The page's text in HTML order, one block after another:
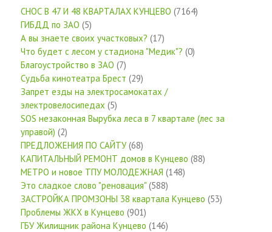
СНОС В 47 И 48 КВАРТАЛАХ КУНЦЕВО (7164)
ГИБДД по ЗАО (5)
А вы знаете своих участковых? (17)
Что будет с лесом у стадиона "Медик"? (0)
Благоустройство в ЗАО (7)
Судьба кинотеатра Брест (29)
Запрет езды на электросамокатах /
электровелосипедах (5)
SOS незаконная Вырубка леса в 7 квартале (лес за
управой) (2)
ПРЕДЛОЖЕНИЯ ПО САЙТУ(68)
КАПИТАЛЬНЫЙ РЕМОНТ домов в Кунцево (88)
МЕТРО и новое ТПУ МОЛОДЕЖНАЯ (148)
Это сладкое слово "реновация" (588)
ЗАСТРОЙКА ПРОМЗОНЫ 38 квартала Кунцево (53)
Проблемы ЖКХ в Кунцево (901)
ГБУ Жилищник района Кунцево (146)